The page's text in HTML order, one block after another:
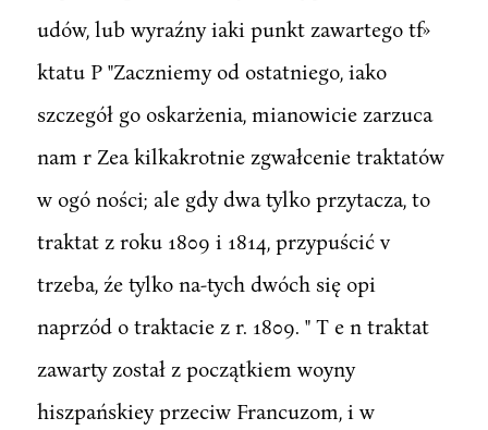
udów, lub wyraźny iaki punkt zawartego tf»
ktatu P "Zaczniemy od ostatniego, iako
szczegół go oskarżenia, mianowicie zarzuca
nam r Zea kilkakrotnie zgwałcenie traktatów
w ogó ności; ale gdy dwa tylko przytacza, to
traktat z roku 1809 i 1814, przypuścić v
trzeba, źe tylko na-tych dwóch się opi
naprzód o traktacie z r. 1809. " T e n traktat
zawarty został z początkiem woyny
hiszpańskiey przeciw Francuzom, i w